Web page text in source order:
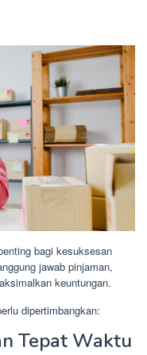
bagi kesuksesan
jawab pinjaman,
keuntungan.
dipertimbangkan:
Tepat Waktu